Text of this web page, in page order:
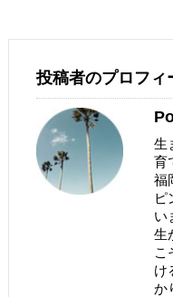
投稿者のプロフィ
生
育
福
ピ
い
生
こ
け
か